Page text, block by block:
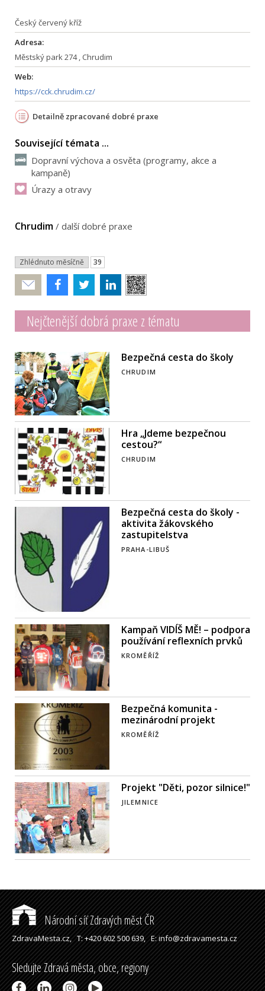
Český červený kříž
Adresa:
Městský park 274 , Chrudim
Web:
https://cck.chrudim.cz/
Detailně zpracované dobré praxe
Související témata ...
Dopravní výchova a osvěta (programy, akce a
kampaně)
Úrazy a otravy
Chrudim / další dobré praxe
Zhlédnuto měsíčně 39
Poslat
Nejčtenější dobrá praxe z tématu
Bezpečná cesta do školy
CHRUDIM
Hra „Jdeme bezpečnou
cestou?“
CHRUDIM
Bezpečná cesta do školy -
aktivita žákovského
zastupitelstva
PRAHA-LIBUŠ
Kampaň VIDÍŠ MĚ! – podpora
používání reflexních prvků
KROMĚŘÍŽ
Bezpečná komunita -
mezinárodní projekt
KROMĚŘÍŽ
Projekt "Děti, pozor silnice!"
JILEMNICE
Národní síť Zdravých měst ČR
ZdravaMesta.cz,T: +420 602 500 639,E: info@zdravamesta.cz
Sledujte Zdravá města, obce, regiony